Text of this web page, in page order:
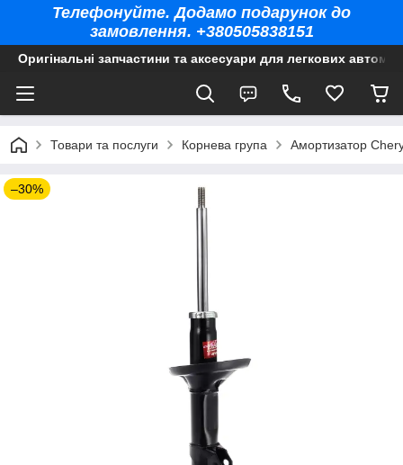
Телефонуйте. Додамо подарунок до
замовлення. +380505838151
Оригінальні запчастини та аксесуари для легкових
Товари та послуги Корнева група Амортизатор
–30%